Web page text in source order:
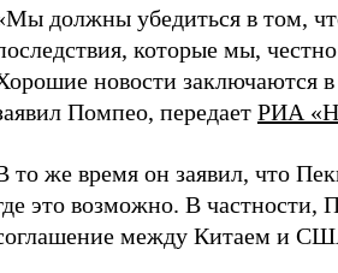
должны убедиться в том,
которые мы,
новости заключаются
Помпео, передает РИА
то же время он заявил, что
это возможно. В частности,
между Китаем и